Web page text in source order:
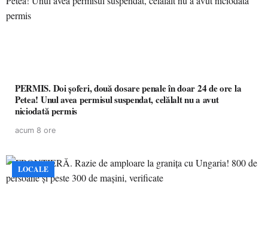
PERMIS. Doi șoferi, două dosare penale în doar 24 de ore la
Petea! Unul avea permisul suspendat, celălalt nu a avut
niciodată permis
acum 8 ore
LOCALE